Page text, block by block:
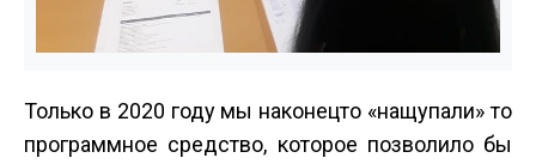
Только в 2020 году мы наконец­то «нащупали» то
программное средство, которое позволило бы